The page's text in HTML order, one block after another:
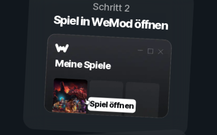
Schritt 2
Spiel in WeMod öffnen
Meine Spiele
Spiel öffnen